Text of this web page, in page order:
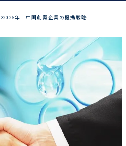
2026年 中国創薬企業の提携戦略